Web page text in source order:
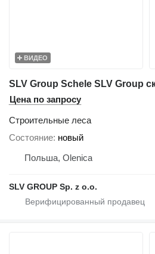
ВИДЕО
Цена по запросу
Строительные леса
Состояние новый
Польша, Olenica
SLV GROUP Sp. z o.o.